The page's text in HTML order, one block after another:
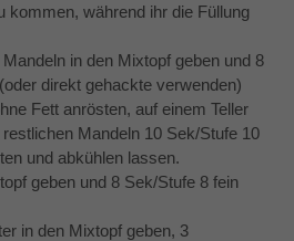
kommen, während ihr die Füllung
in den Mixtopf geben und 8
direkt gehackte verwenden)
Fett anrösten, auf einem Teller
Mandeln 10 Sek/Stufe 10
und abkühlen lassen.
geben und 8 Sek/Stufe 8 fein
in den Mixtopf geben, 3